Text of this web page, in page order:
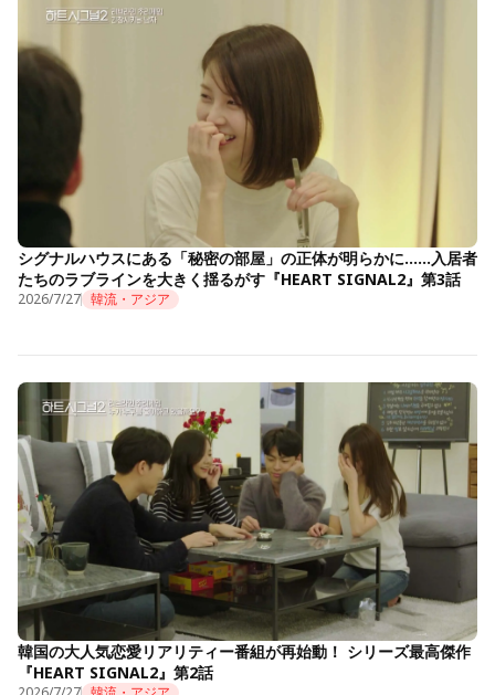
シグナルハウスにある「秘密の部屋」の正体が明らかに……入居者
たちのラブラインを大きく揺るがす『HEART SIGNAL2』第3話
2026/7/27 韓流・アジア
韓国の大人気恋愛リアリティー番組が再始動！ シリーズ最高傑作
『HEART SIGNAL2』第2話